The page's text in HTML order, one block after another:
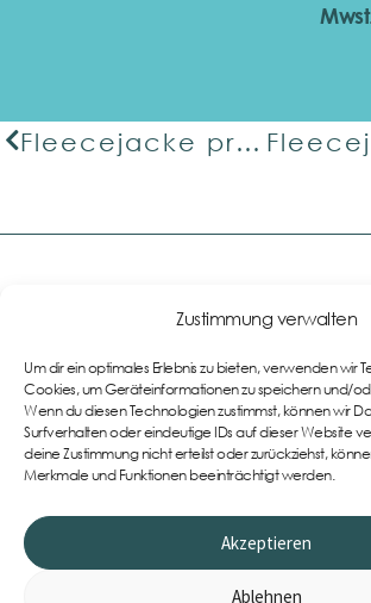
Zustimmung verwalten
Um dir ein optimales Erlebnis zu bieten, verwenden wir
Cookies, um Geräteinformationen zu speichern und/
Wenn du diesen Technologien zustimmst, können wir
Surfverhalten oder eindeutige IDs auf dieser Website
deine Zustimmung nicht erteilst oder zurückziehst,
Merkmale und Funktionen beeinträchtigt werden.
Akzeptieren
Ablehnen
Fleecejacke premium
Teamwear im eigenen
Onlineshop
Impressum
AGB
Cookie-